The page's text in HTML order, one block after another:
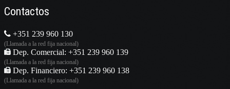
Contactos
+351 239 960 130
(Llamada a la red fija nacional)
Dep. Comercial: +351 239 960 139
(Llamada a la red fija nacional)
Dep. Financiero: +351 239 960 138
(Llamada a la red fija nacional)